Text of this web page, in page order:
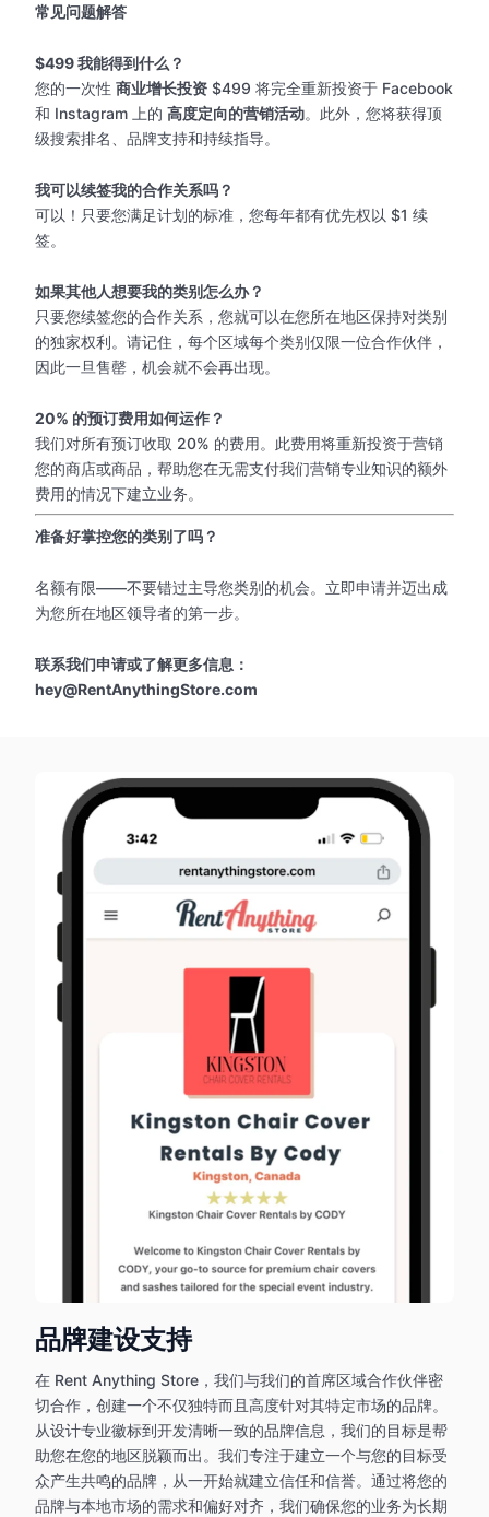
常见问题解答
$499 我能得到什么？
您的一次性 商业增长投资 $499 将完全重新投资于 Facebook
和 Instagram 上的 高度定向的营销活动。此外，您将获得顶
级搜索排名、品牌支持和持续指导。
我可以续签我的合作关系吗？
可以！只要您满足计划的标准，您每年都有优先权以 $1 续
签。
如果其他人想要我的类别怎么办？
只要您续签您的合作关系，您就可以在您所在地区保持对类别
的独家权利。请记住，每个区域每个类别仅限一位合作伙伴，
因此一旦售罄，机会就不会再出现。
20% 的预订费用如何运作？
我们对所有预订收取 20% 的费用。此费用将重新投资于营销
您的商店或商品，帮助您在无需支付我们营销专业知识的额外
费用的情况下建立业务。
准备好掌控您的类别了吗？
名额有限——不要错过主导您类别的机会。立即申请并迈出成
为您所在地区领导者的第一步。
联系我们申请或了解更多信息：
hey@RentAnythingStore.com
品牌建设支持
在 Rent Anything Store，我们与我们的首席区域合作伙伴密
切合作，创建一个不仅独特而且高度针对其特定市场的品牌。
从设计专业徽标到开发清晰一致的品牌信息，我们的目标是帮
助您在您的地区脱颖而出。我们专注于建立一个与您的目标受
众产生共鸣的品牌，从一开始就建立信任和信誉。通过将您的
品牌与本地市场的需求和偏好对齐，我们确保您的业务为长期